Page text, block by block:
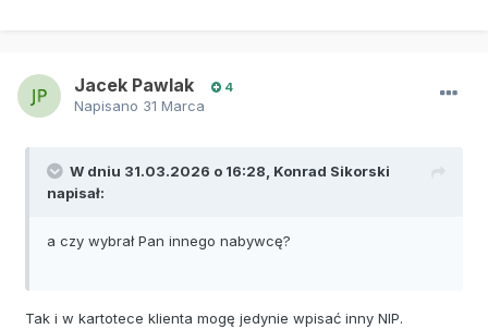
Jacek Pawlak 4
Napisano 31 Marca
W dniu 31.03.2026 o 16:28, Konrad Sikorski
napisał:
a czy wybrał Pan innego nabywcę?
Tak i w kartotece klienta mogę jedynie wpisać inny NIP.